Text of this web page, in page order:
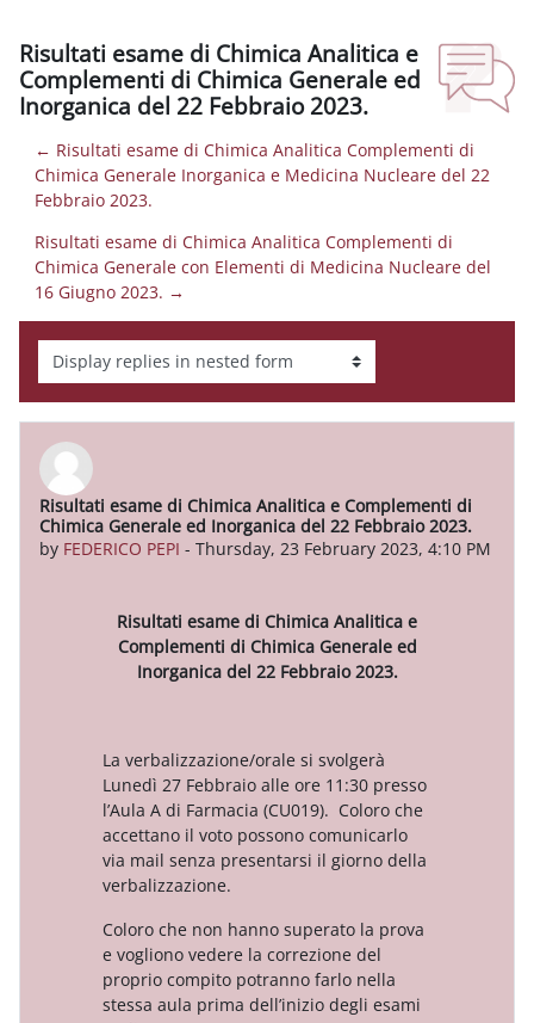
Risultati esame di Chimica Analitica e
Complementi di Chimica Generale ed
Inorganica del 22 Febbraio 2023.
← Risultati esame di Chimica Analitica Complementi di
Chimica Generale Inorganica e Medicina Nucleare del 22
Febbraio 2023.
Risultati esame di Chimica Analitica Complementi di
Chimica Generale con Elementi di Medicina Nucleare del
16 Giugno 2023. →
Display mode
Risultati esame di Chimica Analitica e Complementi di
Chimica Generale ed Inorganica del 22 Febbraio 2023.
by FEDERICO PEPI - Thursday, 23 February 2023, 4:10 PM
Number of replies: 0
Risultati esame di Chimica Analitica e
Complementi di Chimica Generale ed
Inorganica del 22 Febbraio 2023.
La verbalizzazione/orale si svolgerà
Lunedì 27 Febbraio alle ore 11:30 presso
l’Aula A di Farmacia (CU019). Coloro che
accettano il voto possono comunicarlo
via mail senza presentarsi il giorno della
verbalizzazione.
Coloro che non hanno superato la prova
e vogliono vedere la correzione del
proprio compito potranno farlo nella
stessa aula prima dell’inizio degli esami